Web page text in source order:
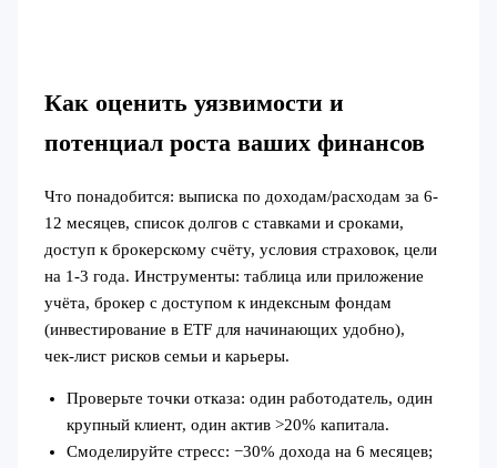
Как оценить уязвимости и
потенциал роста ваших финансов
Что понадобится: выписка по доходам/расходам за 6-
12 месяцев, список долгов с ставками и сроками,
доступ к брокерскому счёту, условия страховок, цели
на 1-3 года. Инструменты: таблица или приложение
учёта, брокер с доступом к индексным фондам
(инвестирование в ETF для начинающих удобно),
чек‑лист рисков семьи и карьеры.
Проверьте точки отказа: один работодатель, один
крупный клиент, один актив >20% капитала.
Смоделируйте стресс: −30% дохода на 6 месяцев;